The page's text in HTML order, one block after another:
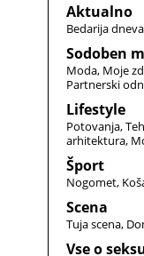
Aktualno
Bedarija dneva
Sodoben
Moda Moje
Partnerski
Lifestyle
Potovanja
arhitektura
Šport
Nogomet
Scena
Tuja scena
Vse o